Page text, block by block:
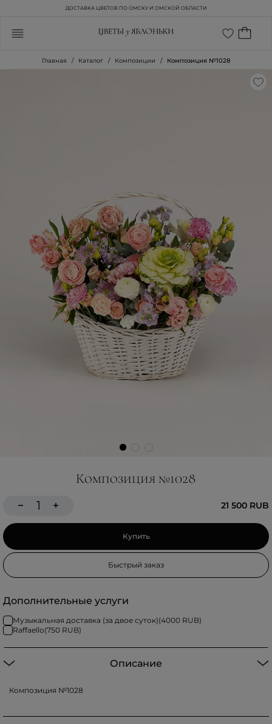
ДОСТАВКА ЦВЕТОВ ПО ОМСКУ И ОМСКОЙ ОБЛАСТИ
Главная Каталог Композиции Композиция №1028
Композиция №1028
21 500 RUB
Купить
Быстрый заказ
Дополнительные услуги
Музыкальная доставка (за двое суток)(4000 RUB)
Raffaello(750 RUB)
Описание
Композиция №1028